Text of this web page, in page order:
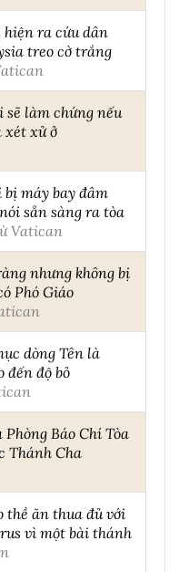
hiện ra cứu dân
treo cờ trắng
làm chứng nếu
xét xử ở
máy bay đâm
sẵn sàng ra tòa
Vatican
nhưng không bị
Phó Giáo
dòng Tên là
đến độ bỏ
Báo Chí Tòa
Thánh Cha
thề ăn thua đủ với
vì một bài thánh